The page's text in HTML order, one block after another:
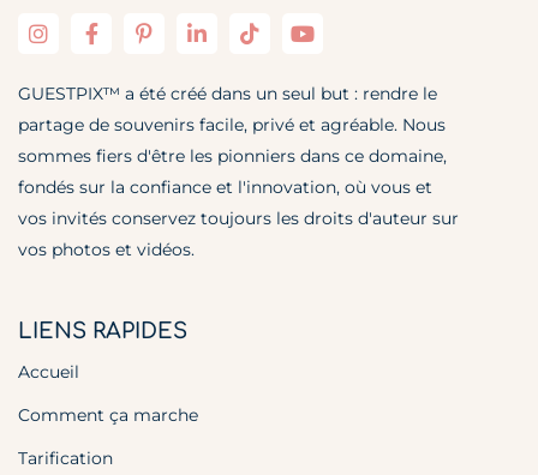
GUESTPIX™ a été créé dans un seul but : rendre le
partage de souvenirs facile, privé et agréable. Nous
sommes fiers d'être les pionniers dans ce domaine,
fondés sur la confiance et l'innovation, où vous et
vos invités conservez toujours les droits d'auteur sur
vos photos et vidéos.
LIENS RAPIDES
Accueil
Comment ça marche
Tarification